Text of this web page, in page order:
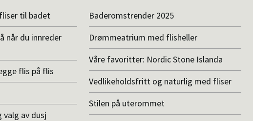
til badet
når du innreder
flis på flis
av dusj
Baderomstrender 2025
Drømmeatrium med flisheller
Våre favoritter: Nordic Stone Islanda
Vedlikeholdsfritt og naturlig med fliser
Stilen på uterommet